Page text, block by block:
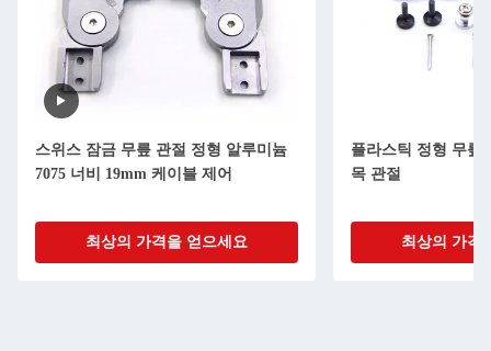
스위스 잠금 무릎 관절 정형 알루미늄
7075 너비 19mm 케이블 제어
최상의 가격을 얻으세요
플라스틱 정형 무릎
목 관절
최상의 가격